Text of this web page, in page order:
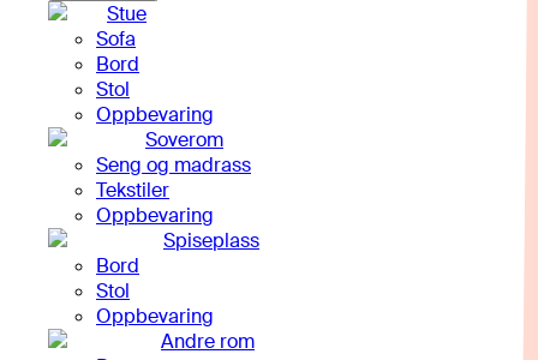
Stue
Sofa
Bord
Stol
Oppbevaring
Soverom
Seng og madrass
Tekstiler
Oppbevaring
Spiseplass
Bord
Stol
Oppbevaring
Andre rom